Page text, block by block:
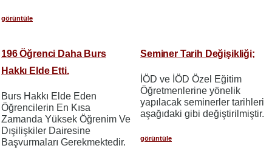
görüntüle
196 Öğrenci Daha Burs
Hakkı Elde Etti.
Burs Hakkı Elde Eden
Öğrencilerin En Kısa
Zamanda Yüksek Öğrenim Ve
Dışilişkiler Dairesine
Başvurmaları Gerekmektedir.
Seminer Tarih Değişikliği;
İÖD ve İÖD Özel Eğitim
Öğretmenlerine yönelik
yapılacak seminerler tarihleri
aşağıdaki gibi değiştirilmiştir.
görüntüle